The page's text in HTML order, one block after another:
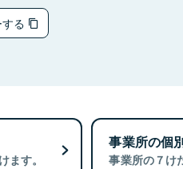
る
す。
事業所の個
事業所の７け